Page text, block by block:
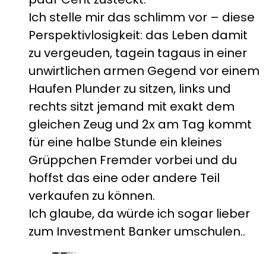
Ich stelle mir das schlimm vor – diese
Perspektivlosigkeit: das Leben damit
zu vergeuden, tagein tagaus in einer
unwirtlichen armen Gegend vor einem
Haufen Plunder zu sitzen, links und
rechts sitzt jemand mit exakt dem
gleichen Zeug und 2x am Tag kommt
für eine halbe Stunde ein kleines
Grüppchen Fremder vorbei und du
hoffst das eine oder andere Teil
verkaufen zu können.
Ich glaube, da würde ich sogar lieber
zum Investment Banker umschulen..